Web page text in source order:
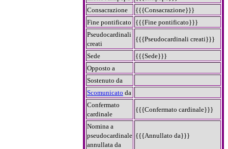
Consacrazione
{{{Consacrazione}}}
Fine pontificato
{{{Fine pontificato}}}
Pseudocardinali
creati
{{{Pseudocardinali creati}}}
Sede
{{{Sede}}}
Opposto a
Sostenuto da
Scomunicato da
Confermato
cardinale
{{{Confermato cardinale}}}
Nomina a
pseudocardinale
annullata da
{{{Annullato da}}}